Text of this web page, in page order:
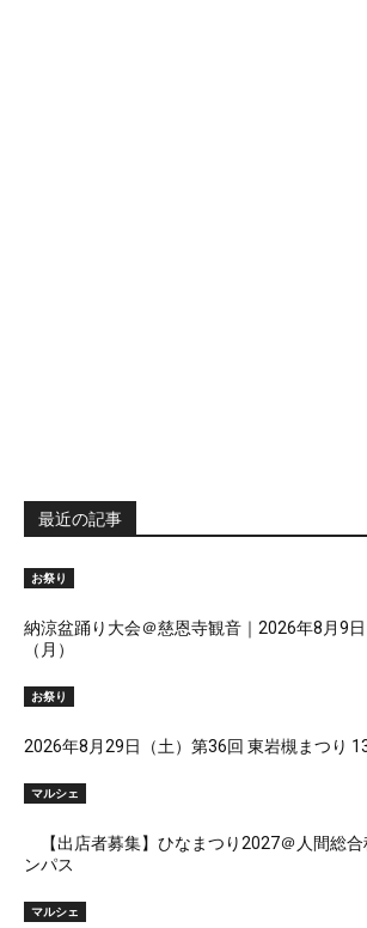
最近の記事
お祭り
納涼盆踊り大会＠慈恩寺観音｜2026年8月9
（月）
お祭り
2026年8月29日（土）第36回 東岩槻まつり
マルシェ
【出店者募集】ひなまつり2027＠人間総合
ンパス
マルシェ